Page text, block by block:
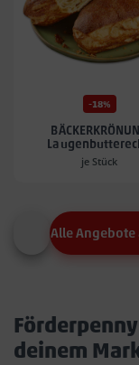
-18%
je Stück
Alle Angebote
deinem